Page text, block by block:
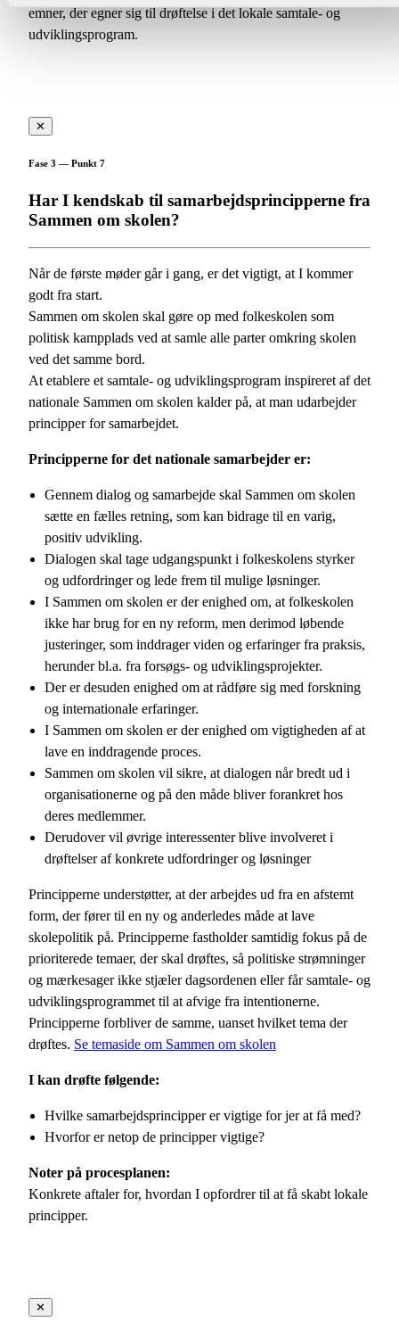
emner, der egner sig til drøftelse i det lokale samtale- og
udviklingsprogram.
✕
Fase 3 — Punkt 7
Har I kendskab til samarbejdsprincipperne fra
Sammen om skolen?
Når de første møder går i gang, er det vigtigt, at I kommer
godt fra start.
Sammen om skolen skal gøre op med folkeskolen som
politisk kampplads ved at samle alle parter omkring skolen
ved det samme bord.
At etablere et samtale- og udviklingsprogram inspireret af det
nationale Sammen om skolen kalder på, at man udarbejder
principper for samarbejdet.
Principperne for det nationale samarbejder er:
Gennem dialog og samarbejde skal Sammen om skolen
sætte en fælles retning, som kan bidrage til en varig,
positiv udvikling.
Dialogen skal tage udgangspunkt i folkeskolens styrker
og udfordringer og lede frem til mulige løsninger.
I Sammen om skolen er der enighed om, at folkeskolen
ikke har brug for en ny reform, men derimod løbende
justeringer, som inddrager viden og erfaringer fra praksis,
herunder bl.a. fra forsøgs- og udviklingsprojekter.
Der er desuden enighed om at rådføre sig med forskning
og internationale erfaringer.
I Sammen om skolen er der enighed om vigtigheden af at
lave en inddragende proces.
Sammen om skolen vil sikre, at dialogen når bredt ud i
organisationerne og på den måde bliver forankret hos
deres medlemmer.
Derudover vil øvrige interessenter blive involveret i
drøftelser af konkrete udfordringer og løsninger
Principperne understøtter, at der arbejdes ud fra en afstemt
form, der fører til en ny og anderledes måde at lave
skolepolitik på. Principperne fastholder samtidig fokus på de
prioriterede temaer, der skal drøftes, så politiske strømninger
og mærkesager ikke stjæler dagsordenen eller får samtale- og
udviklingsprogrammet til at afvige fra intentionerne.
Principperne forbliver de samme, uanset hvilket tema der
drøftes. Se temaside om Sammen om skolen
I kan drøfte følgende:
Hvilke samarbejdsprincipper er vigtige for jer at få med?
Hvorfor er netop de principper vigtige?
Noter på procesplanen:
Konkrete aftaler for, hvordan I opfordrer til at få skabt lokale
principper.
✕